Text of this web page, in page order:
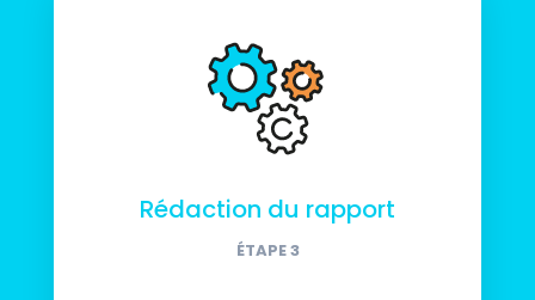
Rédaction du rapport
ÉTAPE 3